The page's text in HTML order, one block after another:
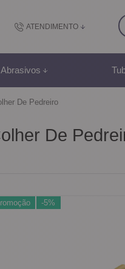
ATENDIMENTO
(48) 2102-9500
(48)
sac@canfer.com.br
Atendimento
Abrasivos
De Pedreiro
De
-5%